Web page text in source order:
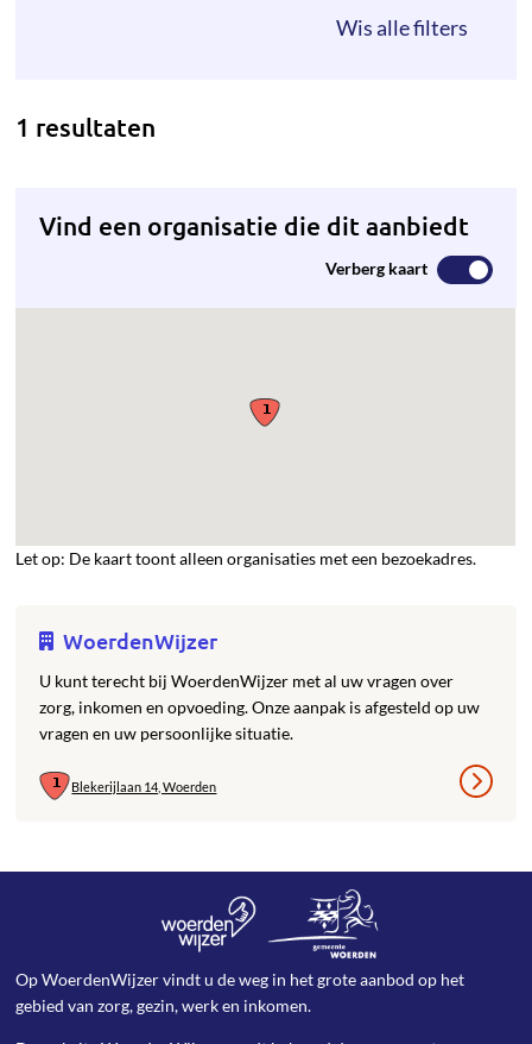
1 resultaten
Vind een organisatie die dit aanbiedt
Verberg kaart
Let op: De kaart toont alleen organisaties met een bezoekadres.
WoerdenWijzer
U kunt terecht bij WoerdenWijzer met al uw vragen over
zorg, inkomen en opvoeding. Onze aanpak is afgesteld op uw
vragen en uw persoonlijke situatie.
Blekerijlaan 14, Woerden
Op WoerdenWijzer vindt u de weg in het grote aanbod op het
gebied van zorg, gezin, werk en inkomen.